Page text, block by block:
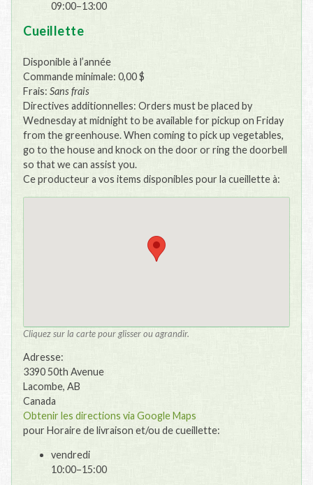
09:00–13:00
Cueillette
Disponible à l’année
Commande minimale: 0,00 $
Frais: Sans frais
Directives additionnelles: Orders must be placed by
Wednesday at midnight to be available for pickup on Friday
from the greenhouse. When coming to pick up vegetables,
go to the house and knock on the door or ring the doorbell
so that we can assist you.
Ce producteur a vos items disponibles pour la cueillette à:
Cliquez sur la carte pour glisser ou agrandir.
Adresse:
3390 50th Avenue
Lacombe, AB
Canada
Obtenir les directions via Google Maps
pour Horaire de livraison et/ou de cueillette:
vendredi
10:00–15:00